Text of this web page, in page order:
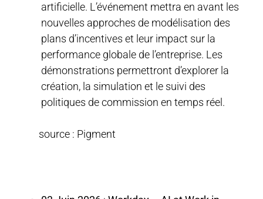
artificielle. L’événement mettra en avant les
nouvelles approches de modélisation des
plans d’incentives et leur impact sur la
performance globale de l’entreprise. Les
démonstrations permettront d’explorer la
création, la simulation et le suivi des
politiques de commission en temps réel.
source : Pigment